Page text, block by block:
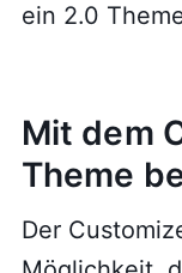
ein 2.0
Mit dem
Theme
Der